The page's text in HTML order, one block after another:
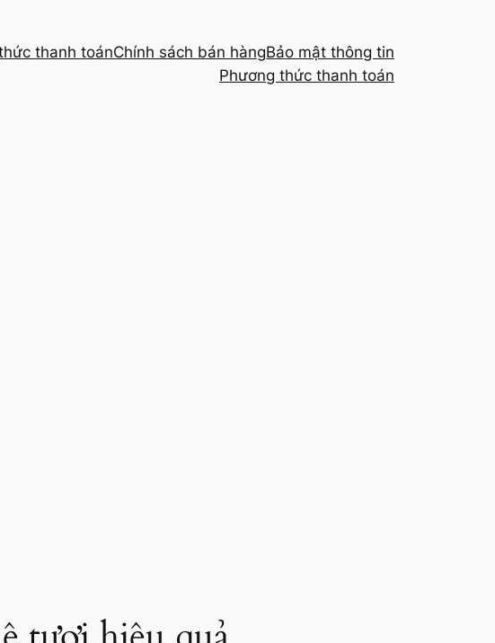
thanh toánChính sách bán hàngBảo mật thông tin
Phương thức thanh toán